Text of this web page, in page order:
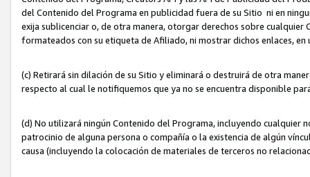
del Contenido del Programa en publicidad fuera de su Sitio ni en
exija sublicenciar o, de otra manera, otorgar derechos sobre
formateados con su etiqueta de Afiliado, ni mostrar dichos enlaces,
(c) Retirará sin dilación de su Sitio y eliminará o destruirá de otra
respecto al cual le notifiquemos que ya no se encuentra disponible
(d) No utilizará ningún Contenido del Programa, incluyendo cualquier
patrocinio de alguna persona o compañía o la existencia de algún
causa (incluyendo la colocación de materiales de terceros no